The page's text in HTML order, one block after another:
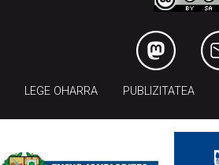
LEGE OHARRA PUBLIZITATEA